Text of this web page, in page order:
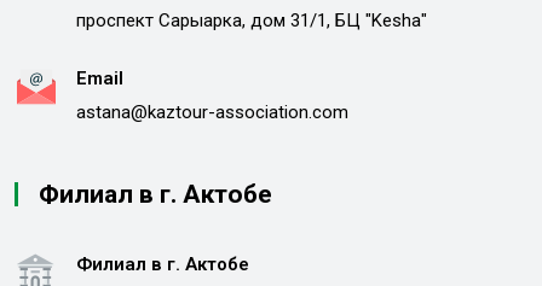
проспект Сарыарка, дом 31/1, БЦ "Kesha"
Email
astana@kaztour-association.com
Филиал в г. Актобе
Филиал в г. Актобе